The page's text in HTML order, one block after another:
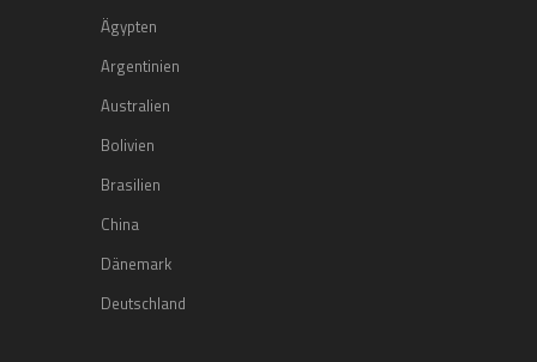
Ägypten
Argentinien
Australien
Bolivien
Brasilien
China
Dänemark
Deutschland